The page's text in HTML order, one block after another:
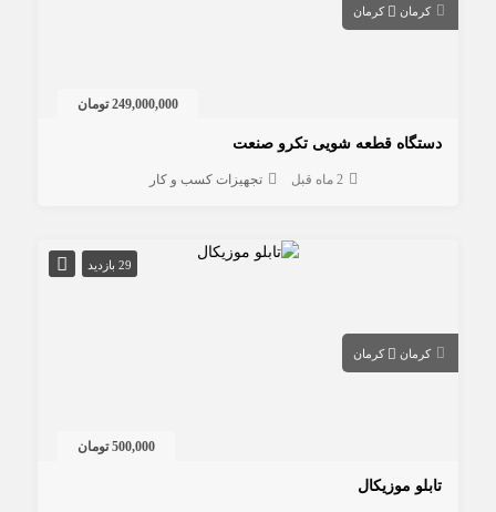
کرمان کرمان
249,000,000 تومان
دستگاه قطعه شویی تکرو صنعت
2 ماه قبل تجهیزات کسب و کار
29 بازدید
کرمان کرمان
500,000 تومان
تابلو موزیکال